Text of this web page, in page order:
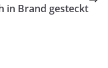
in Brand gesteckt